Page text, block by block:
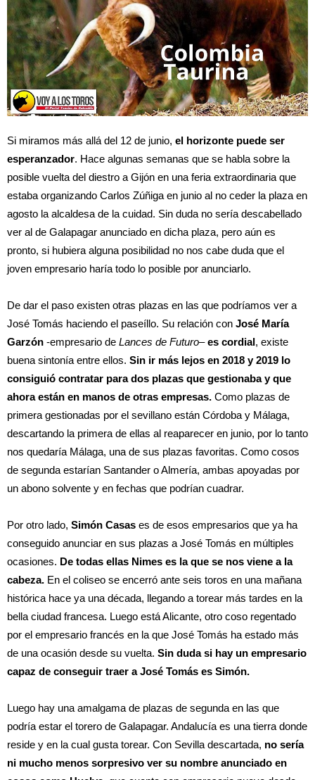
Si miramos más allá del 12 de junio, el horizonte puede ser
esperanzador. Hace algunas semanas que se habla sobre la
posible vuelta del diestro a Gijón en una feria extraordinaria que
estaba organizando Carlos Zúñiga en junio al no ceder la plaza en
agosto la alcaldesa de la cuidad. Sin duda no sería descabellado
ver al de Galapagar anunciado en dicha plaza, pero aún es
pronto, si hubiera alguna posibilidad no nos cabe duda que el
joven empresario haría todo lo posible por anunciarlo.
De dar el paso existen otras plazas en las que podríamos ver a
José Tomás haciendo el paseíllo. Su relación con José María
Garzón -empresario de Lances de Futuro–es cordial, existe
buena sintonía entre ellos. Sin ir más lejos en 2018 y 2019 lo
consiguió contratar para dos plazas que gestionaba y que
ahora están en manos de otras empresas. Como plazas de
primera gestionadas por el sevillano están Córdoba y Málaga,
descartando la primera de ellas al reaparecer en junio, por lo tanto
nos quedaría Málaga, una de sus plazas favoritas. Como cosos
de segunda estarían Santander o Almería, ambas apoyadas por
un abono solvente y en fechas que podrían cuadrar.
Por otro lado, Simón Casas es de esos empresarios que ya ha
conseguido anunciar en sus plazas a José Tomás en múltiples
ocasiones. De todas ellas Nimes es la que se nos viene a la
cabeza. En el coliseo se encerró ante seis toros en una mañana
histórica hace ya una década, llegando a torear más tardes en la
bella ciudad francesa. Luego está Alicante, otro coso regentado
por el empresario francés en la que José Tomás ha estado más
de una ocasión desde su vuelta. Sin duda si hay un empresario
capaz de conseguir traer a José Tomás es Simón.
Luego hay una amalgama de plazas de segunda en las que
podría estar el torero de Galapagar. Andalucía es una tierra donde
reside y en la cual gusta torear. Con Sevilla descartada, no sería
ni mucho menos sorpresivo ver su nombre anunciado en